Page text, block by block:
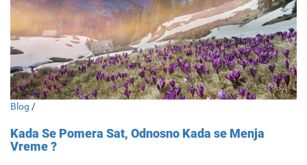
Blog /
Kada Se Pomera Sat, Odnosno Kada se Menja
Vreme ?